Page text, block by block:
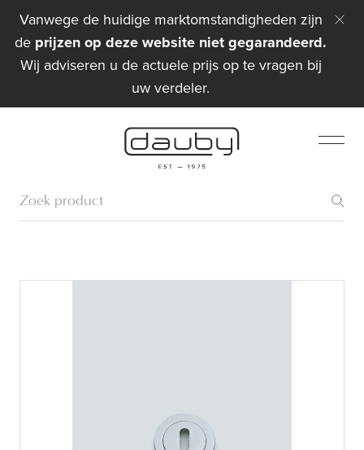
Vanwege de huidige marktomstandigheden zijn
de prijzen op deze website niet gegarandeerd.
Wij adviseren u de actuele prijs op te vragen bij
uw verdeler.